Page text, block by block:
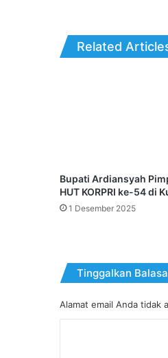
Related
Bupati Ardiansyah
HUT KORPRI ke-54 di
1 Desember 2025
Tinggalkan
Alamat email Anda tidak